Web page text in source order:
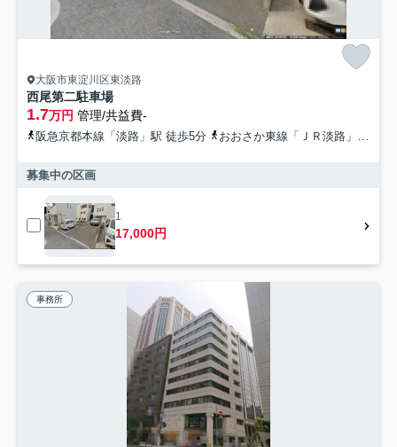
大阪市東淀川区東淡路
西尾第二駐車場
1.7万円 管理/共益費-
阪急京都本線「淡路」駅 徒歩5分 おおさか東線「ＪＲ淡路」駅 徒歩8分
募集中の区画
1
17,000円
事務所